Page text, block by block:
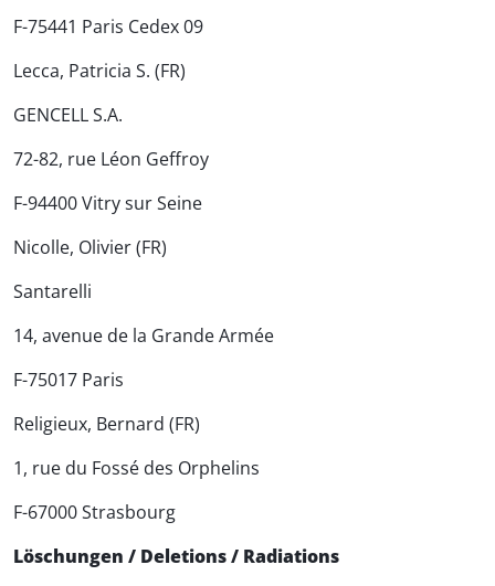
F-75441 Paris Cedex 09
Lecca, Patricia S. (FR)
GENCELL S.A.
72-82, rue Léon Geffroy
F-94400 Vitry sur Seine
Nicolle, Olivier (FR)
Santarelli
14, avenue de la Grande Armée
F-75017 Paris
Religieux, Bernard (FR)
1, rue du Fossé des Orphelins
F-67000 Strasbourg
Löschungen / Deletions / Radiations